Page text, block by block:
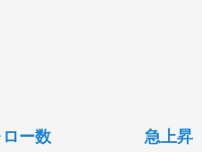
ロー数 急上昇